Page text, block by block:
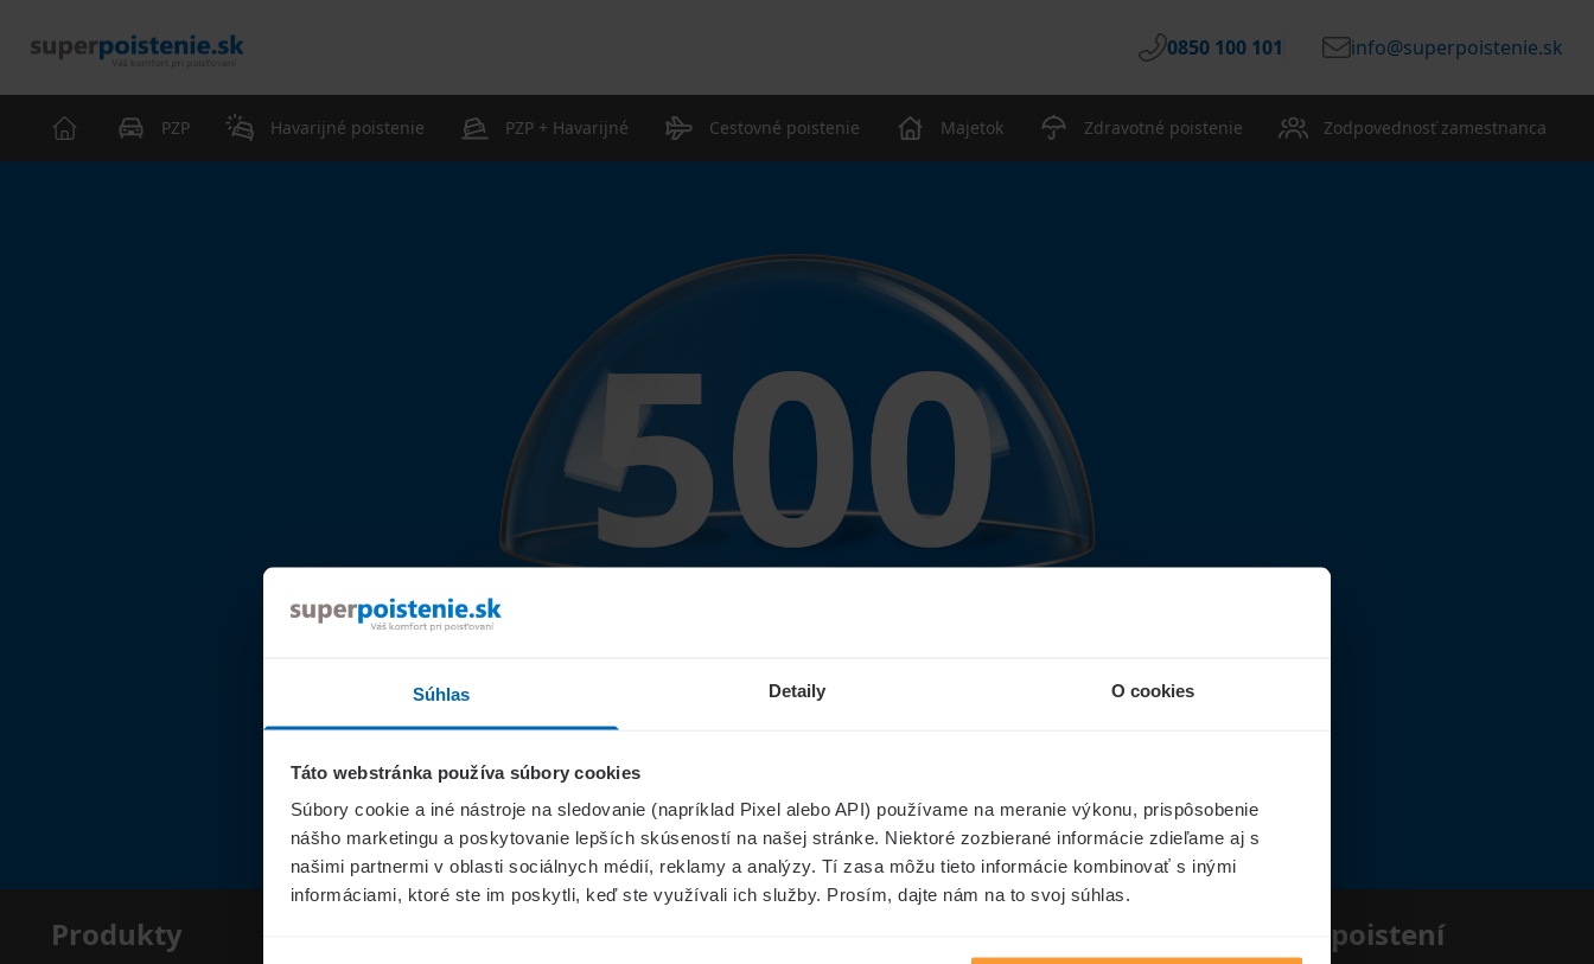
Súhlas Detaily O cookies
Táto webstránka používa súbory cookies
Súbory cookie a iné nástroje na sledovanie (napríklad Pixel alebo API) používame na meranie výkonu, prispôsobenie
nášho marketingu a poskytovanie lepších skúseností na našej stránke. Niektoré zozbierané informácie zdieľame aj s
našimi partnermi v oblasti sociálnych médií, reklamy a analýzy. Tí zasa môžu tieto informácie kombinovať s inými
informáciami, ktoré ste im poskytli, keď ste využívali ich služby. Prosím, dajte nám na to svoj súhlas.
0850 100 101 info@superpoistenie.sk
PZP Havarijné poistenie PZP + Havarijné Cestovné poistenie Majetok Zdravotné poistenie Zodpovednosť zamestnanca
Niečo sa pokazilo...
Produkty Typy poistení